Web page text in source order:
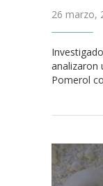
26 marzo,
analizaron
Pomerol